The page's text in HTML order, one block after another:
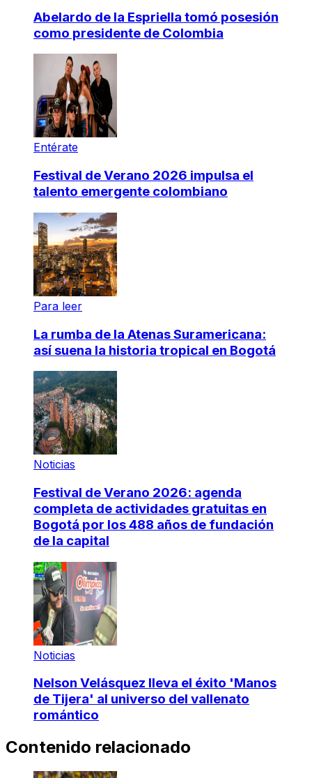
Abelardo de la Espriella tomó posesión
como presidente de Colombia
Entérate
Festival de Verano 2026 impulsa el
talento emergente colombiano
Para leer
La rumba de la Atenas Suramericana:
así suena la historia tropical en Bogotá
Noticias
Festival de Verano 2026: agenda
completa de actividades gratuitas en
Bogotá por los 488 años de fundación
de la capital
Noticias
Nelson Velásquez lleva el éxito 'Manos
de Tijera' al universo del vallenato
romántico
Contenido relacionado